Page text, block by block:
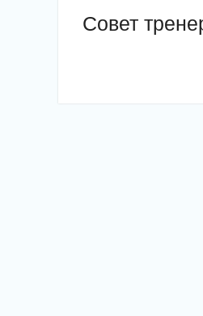
Совет